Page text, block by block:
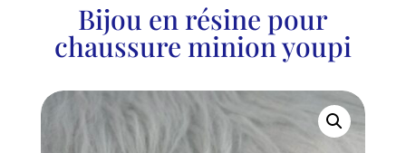
Bijou en résine pour
chaussure minion youpi